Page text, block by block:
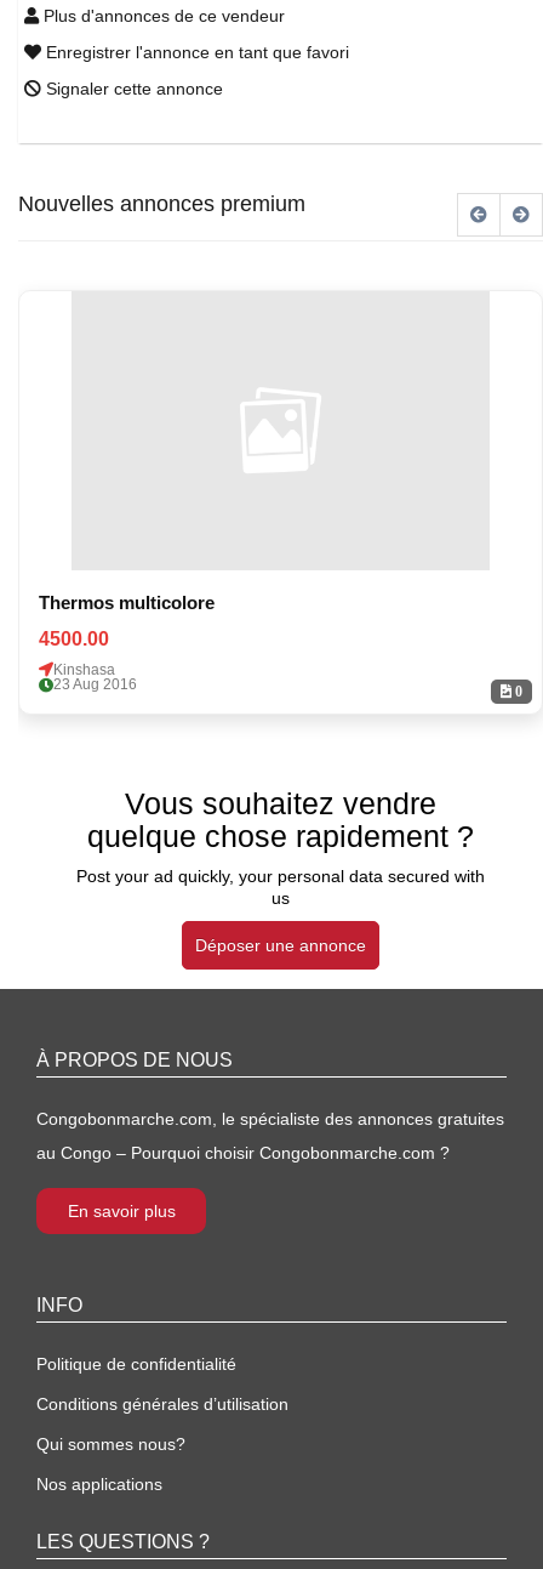
Plus d'annonces de ce vendeur
Enregistrer l'annonce en tant que favori
Signaler cette annonce
Nouvelles annonces premium
0
Thermos multicolore
4500.00
Kinshasa
23 Aug 2016
Vous souhaitez vendre
quelque chose rapidement ?
Post your ad quickly, your personal data secured with
us
Déposer une annonce
À PROPOS DE NOUS
Congobonmarche.com, le spécialiste des annonces gratuites
au Congo – Pourquoi choisir Congobonmarche.com ?
En savoir plus
INFO
Politique de confidentialité
Conditions générales d’utilisation
Qui sommes nous?
Nos applications
LES QUESTIONS ?